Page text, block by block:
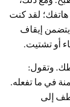
هاتفك؛ لقد كنت
إيقاف
أو تشتيت.
وتقول:
في ما تفعله.
إلى